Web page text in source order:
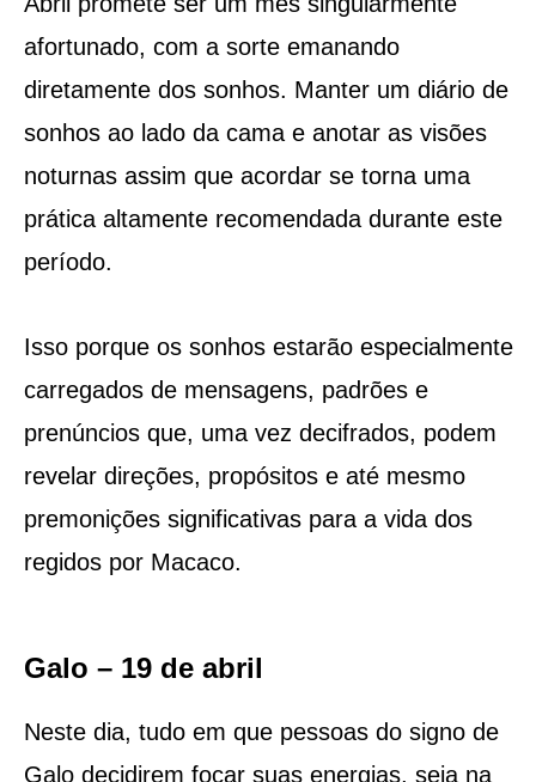
afortunado, com a sorte emanando
diretamente dos sonhos. Manter um diário de
sonhos ao lado da cama e anotar as visões
noturnas assim que acordar se torna uma
prática altamente recomendada durante este
período.
Isso porque os sonhos estarão especialmente
carregados de mensagens, padrões e
prenúncios que, uma vez decifrados, podem
revelar direções, propósitos e até mesmo
premonições significativas para a vida dos
regidos por Macaco.
Galo – 19 de abril
Neste dia, tudo em que pessoas do signo de
Galo decidirem focar suas energias, seja na